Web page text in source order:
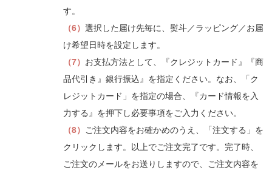
す。
（6） 選択した届け先毎に、熨斗／ラッピング／お届
け希望日時を設定します。
（7） お支払方法として、『クレジットカード』『商
品代引き』銀行振込』を指定ください。なお、「ク
レジットカード」を指定の場合、『カード情報を入
力する』を押下し必要事項をご入力ください。
（8） ご注文内容をお確かめのうえ、「注文する」を
クリックします。以上でご注文完了です。完了時、
ご注文のメールをお送りしますので、ご注文内容を